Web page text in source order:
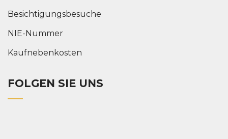
Besichtigungsbesuche
NIE-Nummer
Kaufnebenkosten
FOLGEN SIE UNS